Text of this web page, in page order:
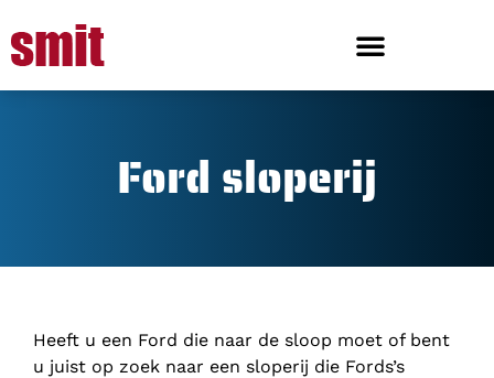
Ford sloperij
Heeft u een Ford die naar de sloop moet of bent
u juist op zoek naar een sloperij die Fords’s